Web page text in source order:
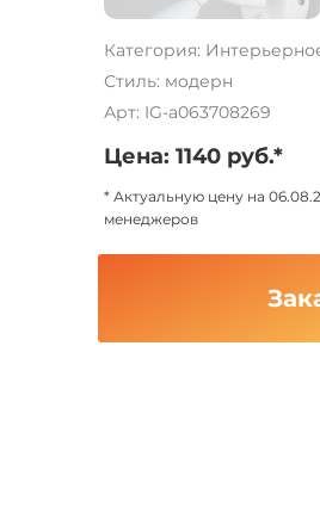
Категория:
Стиль: модерн
Арт: IG-a063708269
Цена: 1140 руб.*
* Актуальную цену на
менеджеров